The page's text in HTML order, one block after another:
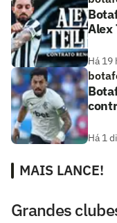
Alex
Há 19
Há 1
MAIS LANCE!
Grandes